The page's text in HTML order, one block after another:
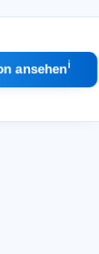
ansehenℹ︎